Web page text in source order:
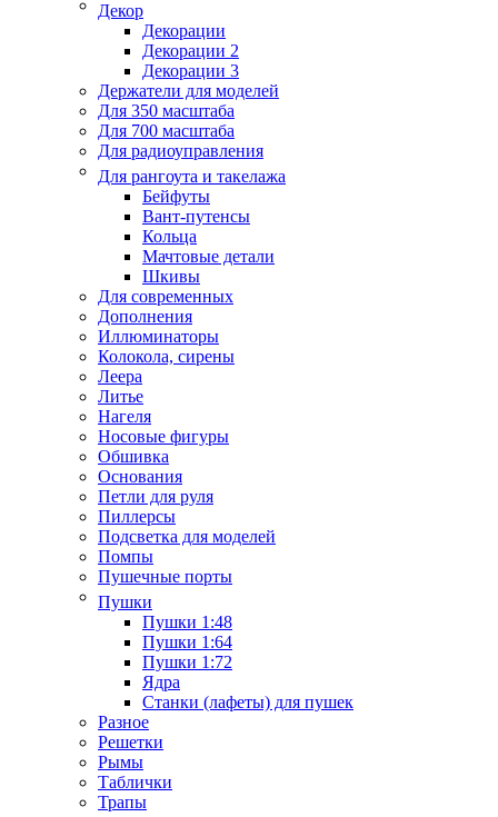
Декор
Декорации
Декорации 2
Декорации 3
Держатели для моделей
Для 350 масштаба
Для 700 масштаба
Для радиоуправления
Для рангоута и такелажа
Бейфуты
Вант-путенсы
Кольца
Мачтовые детали
Шкивы
Для современных
Дополнения
Иллюминаторы
Колокола, сирены
Леера
Литье
Нагеля
Носовые фигуры
Обшивка
Основания
Петли для руля
Пиллерсы
Подсветка для моделей
Помпы
Пушечные порты
Пушки
Пушки 1:48
Пушки 1:64
Пушки 1:72
Ядра
Станки (лафеты) для пушек
Разное
Решетки
Рымы
Таблички
Трапы